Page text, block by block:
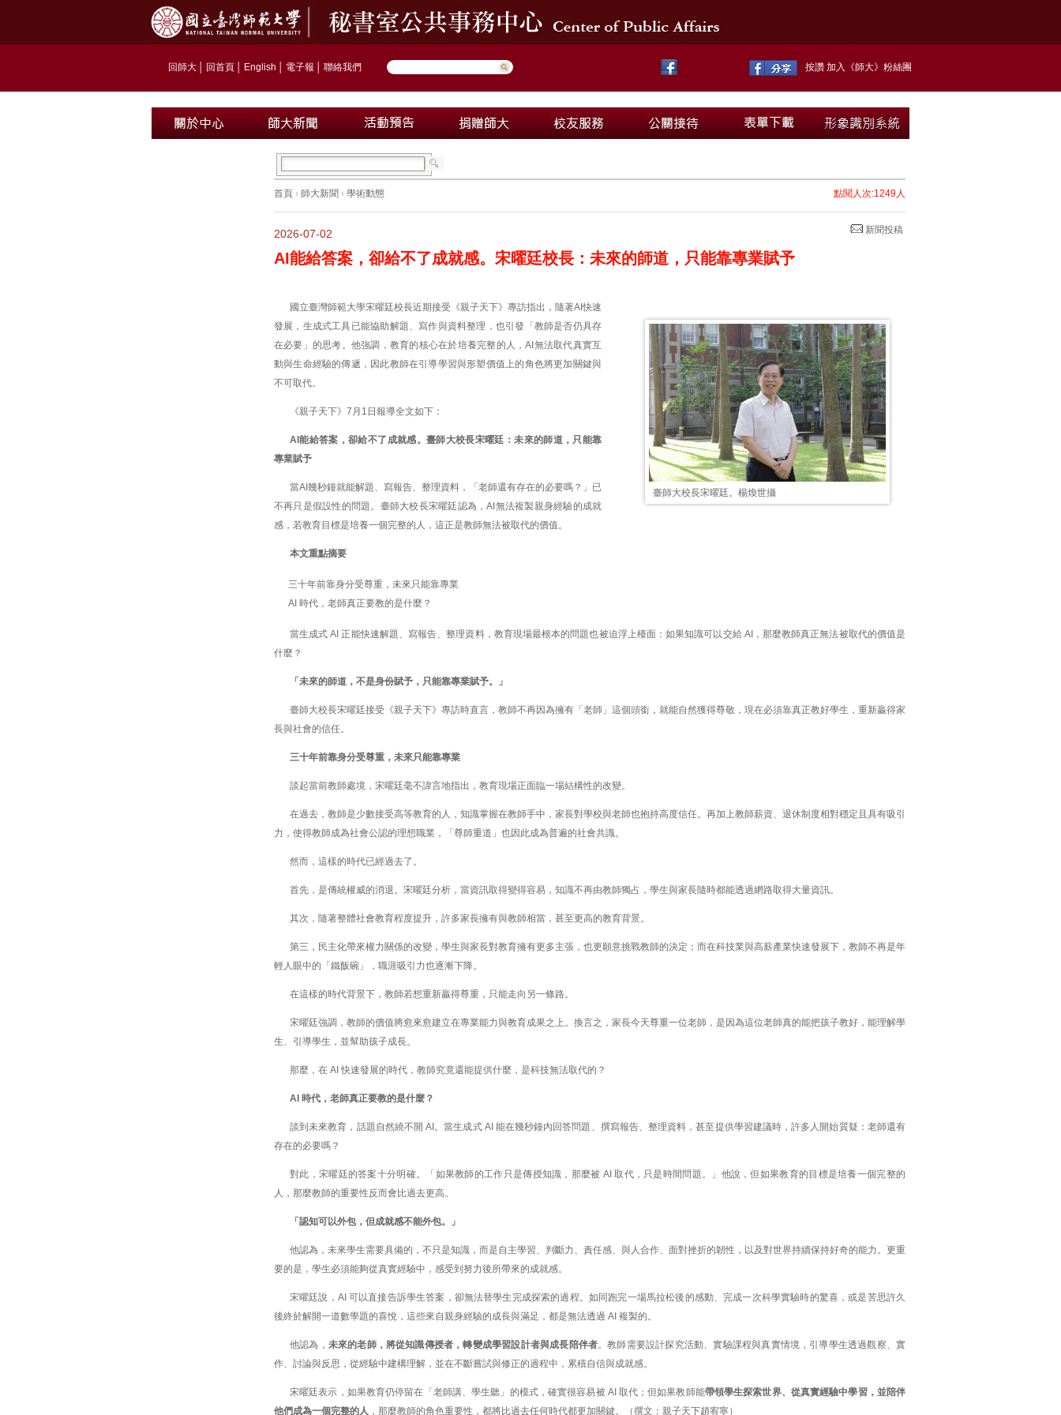
回師大 回首頁 English 電子報 聯絡我們 按讚 加入《師大》粉絲團
首頁 › 師大新聞 › 學術動態 點閱人次:1249人
新聞投稿
2026-07-02
AI能給答案，卻給不了成就感。宋曜廷校長：未來的師道，只能靠專業賦予
臺師大校長宋曜廷。楊煥世攝
國立臺灣師範大學宋曜廷校長近期接受《親子天下》專訪指出，隨著AI快速
發展，生成式工具已能協助解題、寫作與資料整理，也引發「教師是否仍具存
在必要」的思考。他強調，教育的核心在於培養完整的人，AI無法取代真實互
動與生命經驗的傳遞，因此教師在引導學習與形塑價值上的角色將更加關鍵與
不可取代。
《親子天下》7月1日報導全文如下：
AI能給答案，卻給不了成就感。臺師大校長宋曜廷：未來的師道，只能靠
專業賦予
當AI幾秒鐘就能解題、寫報告、整理資料，「老師還有存在的必要嗎？」已
不再只是假設性的問題。臺師大校長宋曜廷認為，AI無法複製親身經驗的成就
感，若教育目標是培養一個完整的人，這正是教師無法被取代的價值。
本文重點摘要
三十年前靠身分受尊重，未來只能靠專業
AI 時代，老師真正要教的是什麼？
當生成式 AI 正能快速解題、寫報告、整理資料，教育現場最根本的問題也被迫浮上檯面：如果知識可以交給 AI，那麼教師真正無法被取代的價值是
什麼？
「未來的師道，不是身份賦予，只能靠專業賦予。」
臺師大校長宋曜廷接受《親子天下》專訪時直言，教師不再因為擁有「老師」這個頭銜，就能自然獲得尊敬，現在必須靠真正教好學生，重新贏得家
長與社會的信任。
三十年前靠身分受尊重，未來只能靠專業
談起當前教師處境，宋曜廷毫不諱言地指出，教育現場正面臨一場結構性的改變。
在過去，教師是少數接受高等教育的人，知識掌握在教師手中，家長對學校與老師也抱持高度信任。再加上教師薪資、退休制度相對穩定且具有吸引
力，使得教師成為社會公認的理想職業，「尊師重道」也因此成為普遍的社會共識。
然而，這樣的時代已經過去了。
首先，是傳統權威的消退。宋曜廷分析，當資訊取得變得容易，知識不再由教師獨占，學生與家長隨時都能透過網路取得大量資訊。
其次，隨著整體社會教育程度提升，許多家長擁有與教師相當，甚至更高的教育背景。
第三，民主化帶來權力關係的改變，學生與家長對教育擁有更多主張，也更願意挑戰教師的決定；而在科技業與高薪產業快速發展下，教師不再是年
輕人眼中的「鐵飯碗」，職涯吸引力也逐漸下降。
在這樣的時代背景下，教師若想重新贏得尊重，只能走向另一條路。
宋曜廷強調，教師的價值將愈來愈建立在專業能力與教育成果之上。換言之，家長今天尊重一位老師，是因為這位老師真的能把孩子教好，能理解學
生、引導學生，並幫助孩子成長。
那麼，在 AI 快速發展的時代，教師究竟還能提供什麼，是科技無法取代的？
AI 時代，老師真正要教的是什麼？
談到未來教育，話題自然繞不開 AI。當生成式 AI 能在幾秒鐘內回答問題、撰寫報告、整理資料，甚至提供學習建議時，許多人開始質疑：老師還有
存在的必要嗎？
對此，宋曜廷的答案十分明確。「如果教師的工作只是傳授知識，那麼被 AI 取代，只是時間問題。」他說，但如果教育的目標是培養一個完整的
人，那麼教師的重要性反而會比過去更高。
「認知可以外包，但成就感不能外包。」
他認為，未來學生需要具備的，不只是知識，而是自主學習、判斷力、責任感、與人合作、面對挫折的韌性，以及對世界持續保持好奇的能力。更重
要的是，學生必須能夠從真實經驗中，感受到努力後所帶來的成就感。
宋曜廷說，AI 可以直接告訴學生答案，卻無法替學生完成探索的過程。如同跑完一場馬拉松後的感動、完成一次科學實驗時的驚喜，或是苦思許久
後終於解開一道數學題的喜悅，這些來自親身經驗的成長與滿足，都是無法透過 AI 複製的。
他認為， 未來的老師，將從知識傳授者，轉變成學習設計者與成長陪伴者。教師需要設計探究活動、實驗課程與真實情境，引導學生透過觀察、實
作、討論與反思，從經驗中建構理解，並在不斷嘗試與修正的過程中，累積自信與成就感。
宋曜廷表示，如果教育仍停留在「老師講、學生聽」的模式，確實很容易被 AI 取代；但如果教師能帶領學生探索世界、從真實經驗中學習，並陪伴
他們成為一個完整的人 ，那麼教師的角色重要性，都將比過去任何時代都更加關鍵。（撰文：親子天下趙宥寧）